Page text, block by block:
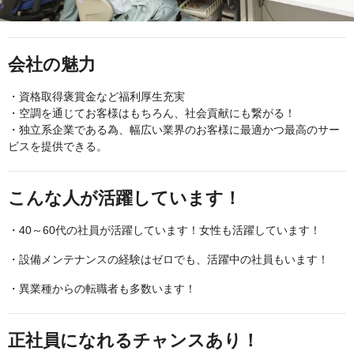
会社の魅力
・資格取得褒賞金など福利厚生充実
・空調を通じてお客様はもちろん、社会貢献にも繋がる！
・独立系企業である為、幅広い業界のお客様に最適かつ最高のサー
ビスを提供できる。
こんな人が活躍しています！
・40～60代の社員が活躍しています！女性も活躍しています！
・設備メンテナンスの経験はゼロでも、活躍中の社員もいます！
・異業種からの転職者も多数います！
正社員になれるチャンスあり！